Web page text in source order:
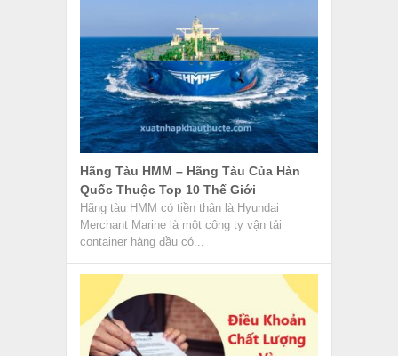
Hãng Tàu HMM – Hãng Tàu Của Hàn
Quốc Thuộc Top 10 Thế Giới
Hãng tàu HMM có tiền thân là Hyundai
Merchant Marine là một công ty vận tải
container hàng đầu có...